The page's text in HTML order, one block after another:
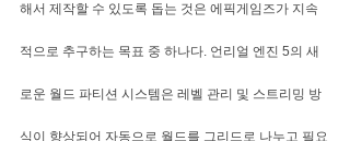
해서 제작할 수 있도록 돕는 것은 에픽게임즈가 지속
적으로 추구하는 목표 중 하나다. 언리얼 엔진 5의 새
로운 월드 파티션 시스템은 레벨 관리 및 스트리밍 방
식이 향상되어 자동으로 월드를 그리드로 나누고 필요